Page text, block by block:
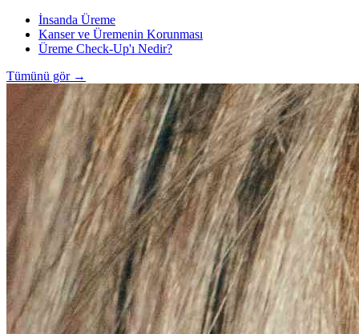
İnsanda Üreme
Kanser ve Üremenin Korunması
Üreme Check-Up'ı Nedir?
Tümünü gör →